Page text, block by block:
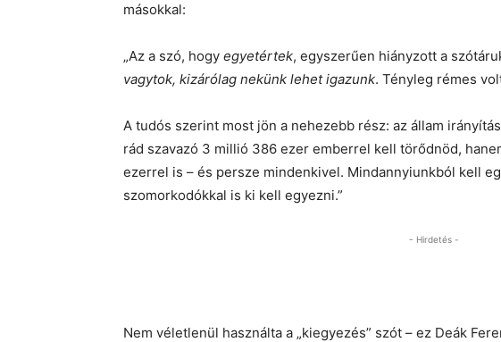
másokkal:
„Az a szó, hogy egyetértek, egyszerűen hiányzott a
vagytok, kizárólag nekünk lehet igazunk. Tényleg rémes
A tudós szerint most jön a nehezebb rész: az állam
rád szavazó 3 millió 386 ezer emberrel kell törődnöd,
ezerrel is – és persze mindenkivel. Mindannyiunkból kell
szomorkodókkal is ki kell egyezni.”
- Hirdetés -
Nem véletlenül használta a „kiegyezés” szót – ez Deák